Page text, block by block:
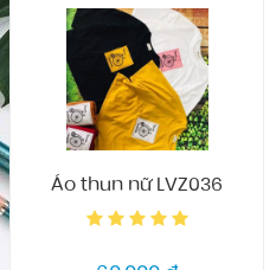
Áo thun nữ LVZ036